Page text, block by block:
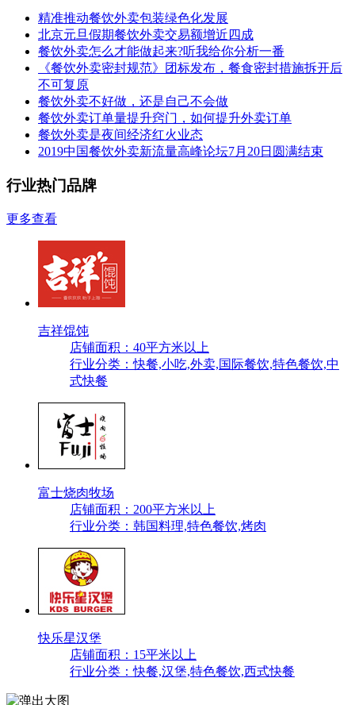
精准推动餐饮外卖包装绿色化发展
北京元旦假期餐饮外卖交易额增近四成
餐饮外卖怎么才能做起来?听我给你分析一番
《餐饮外卖密封规范》团标发布，餐食密封措施拆开后
不可复原
餐饮外卖不好做，还是自己不会做
餐饮外卖订单量提升窍门，如何提升外卖订单
餐饮外卖是夜间经济红火业态
2019中国餐饮外卖新流量高峰论坛7月20日圆满结束
行业热门品牌
更多查看
吉祥馄饨
店铺面积：40平方米以上
行业分类：快餐,小吃,外卖,国际餐饮,特色餐饮,中
式快餐
富士烧肉牧场
店铺面积：200平方米以上
行业分类：韩国料理,特色餐饮,烤肉
快乐星汉堡
店铺面积：15平米以上
行业分类：快餐,汉堡,特色餐饮,西式快餐